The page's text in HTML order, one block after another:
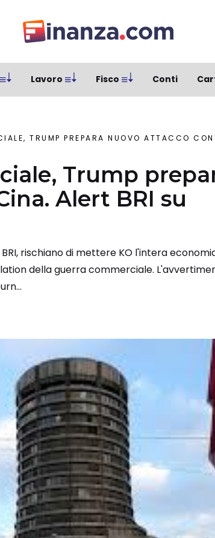
Lavoro Fisco Conti
TRUMP PREPARA NUOVO ATTACCO CONTRO CINA.
Trump
Alert BRI su
rischiano di mettere KO l'intera
della guerra commerciale.